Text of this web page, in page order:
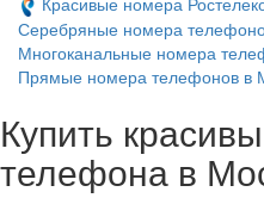
Серебряные номера
Многоканальные номера
Прямые номера телефонов в
Купить
телефона в